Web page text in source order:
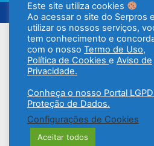
Para o
Este site utiliza cookies
Ao acessar o site do Serpros e
utilizar os nossos serviços,
tem conhecimento e
com o nosso Termo de Uso,
Política de Cookies e Aviso de
Privacidade.
Conheça o nosso Portal
Proteção de Dados.
Configurações de Cookies
Aceitar todos